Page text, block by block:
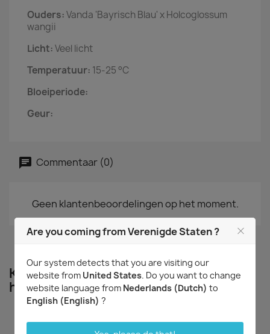
Ouders:Vanda 'Bayrisch Blau' x Holcoglossum
wangii
Licht:Veel licht
Temperatuur: 15-25 °C
Bloeiperiode:
Geur:
Commentaar (0)
Geen klantenbeoordelingen op het moment.
Klanten die dit product aangeschaft
hebben kochten ook...
Are you coming from Verenigde Staten ?
Our system detects that you are visiting our
website from United States. Do you want to change
website language from Nederlands (Dutch) to
English (English) ?